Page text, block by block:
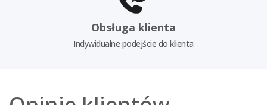
Obsługa klienta
Indywidualne podejście do klienta